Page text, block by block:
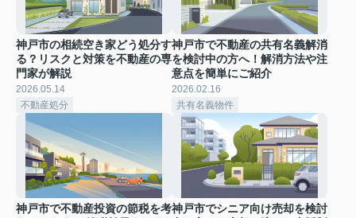
神戸市の相続空き家どう処分す
る？リスクと対策を不動産の専
門家が解説
2026.05.14
不動産処分
神戸市で不動産の共有名義解消
を検討中の方へ！解消方法や注
意点を簡単にご紹介
2026.02.16
共有名義物件
神戸市で不動産投資の節税を考神戸市でシニア向け売却を検討